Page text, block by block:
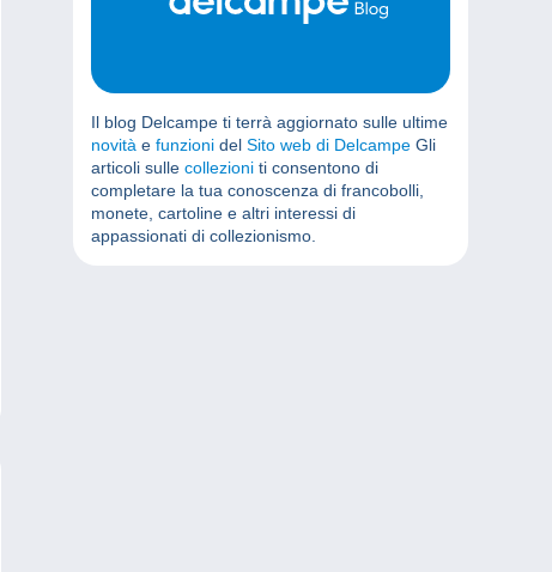
Il blog Delcampe ti terrà aggiornato sulle ultime
novità e funzioni del Sito web di Delcampe Gli
articoli sulle collezioni ti consentono di
completare la tua conoscenza di francobolli,
monete, cartoline e altri interessi di
appassionati di collezionismo.